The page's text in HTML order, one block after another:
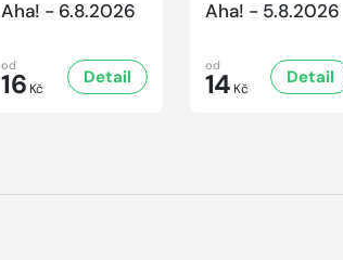
Aha! - 6.8.2026
od
16 Kč
Detail
Aha! - 5.8.2026
od
14 Kč
Detail